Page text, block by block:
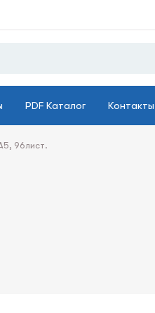
PDF Каталог Контакты
96лист.